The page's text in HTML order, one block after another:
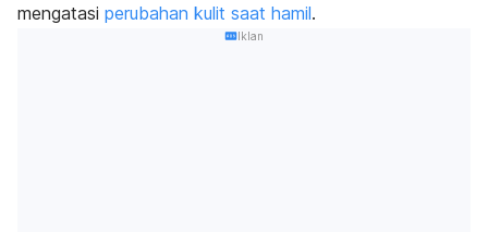
mengatasi perubahan kulit saat hamil.
Iklan